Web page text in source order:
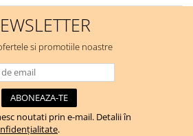
si promotiile noastre
noutati prin e-mail. Detalii în
.